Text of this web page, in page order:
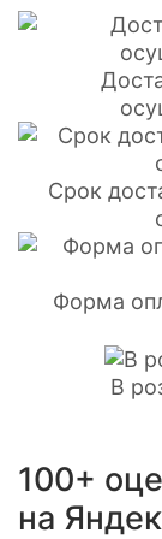
Срок
Форма
В
100+
на